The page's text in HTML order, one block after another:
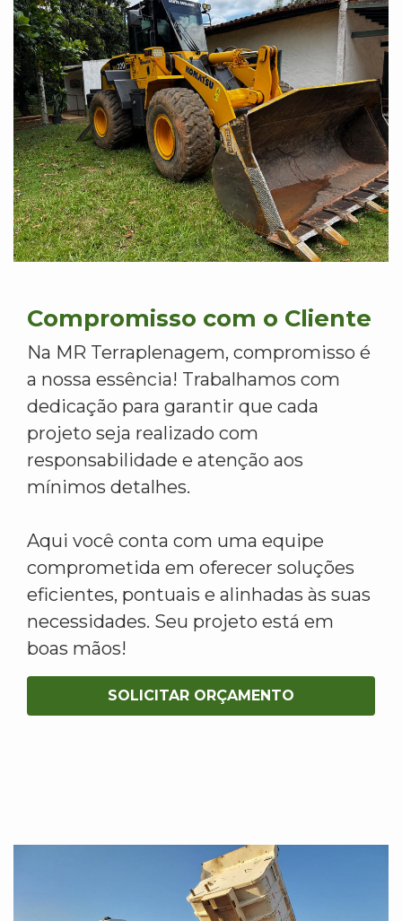
Compromisso com o Cliente
Na MR Terraplenagem, compromisso é
a nossa essência! Trabalhamos com
dedicação para garantir que cada
projeto seja realizado com
responsabilidade e atenção aos
mínimos detalhes.
Aqui você conta com uma equipe
comprometida em oferecer soluções
eficientes, pontuais e alinhadas às suas
necessidades. Seu projeto está em
boas mãos!
SOLICITAR ORÇAMENTO